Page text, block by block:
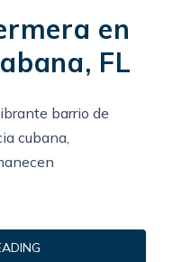
en
FL
barrio de
cubana,